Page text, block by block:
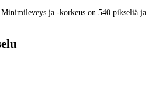
ja -korkeus on 540 pikseliä ja